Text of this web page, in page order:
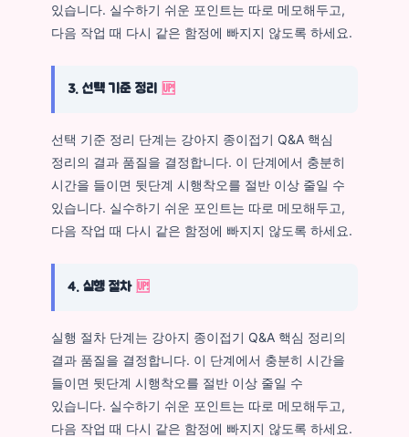
있습니다. 실수하기 쉬운 포인트는 따로 메모해두고,
다음 작업 때 다시 같은 함정에 빠지지 않도록 하세요.
3. 선택 기준 정리 🆙
선택 기준 정리 단계는 강아지 종이접기 Q&A 핵심
정리의 결과 품질을 결정합니다. 이 단계에서 충분히
시간을 들이면 뒷단계 시행착오를 절반 이상 줄일 수
있습니다. 실수하기 쉬운 포인트는 따로 메모해두고,
다음 작업 때 다시 같은 함정에 빠지지 않도록 하세요.
4. 실행 절차 🆙
실행 절차 단계는 강아지 종이접기 Q&A 핵심 정리의
결과 품질을 결정합니다. 이 단계에서 충분히 시간을
들이면 뒷단계 시행착오를 절반 이상 줄일 수
있습니다. 실수하기 쉬운 포인트는 따로 메모해두고,
다음 작업 때 다시 같은 함정에 빠지지 않도록 하세요.